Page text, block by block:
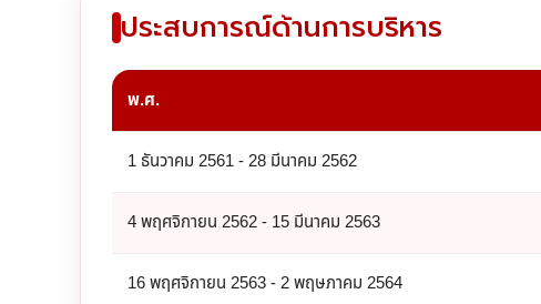
ประสบการณ์ด้านการบริหาร
พ.ศ.
1 ธันวาคม 2561 - 28 มีนาคม 2562
4 พฤศจิกายน 2562 - 15 มีนาคม 2563
16 พฤศจิกายน 2563 - 2 พฤษภาคม 2564